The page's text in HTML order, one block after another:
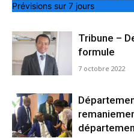
Prévisions sur 7 jours
Tribune –
formule
7 octobre 2022